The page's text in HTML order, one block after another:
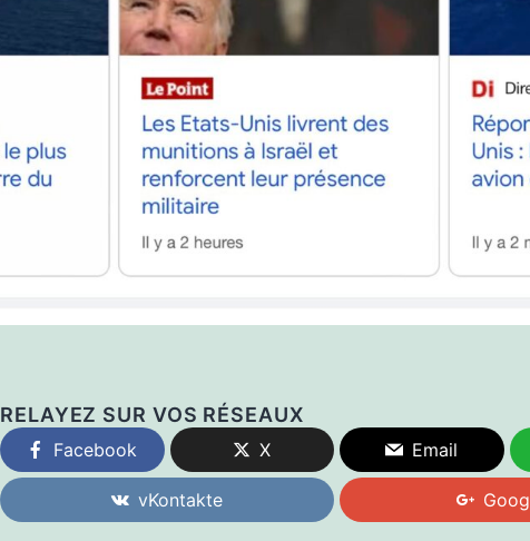
RELAYEZ SUR VOS RÉSEAUX
Facebook X Email
vKontakte